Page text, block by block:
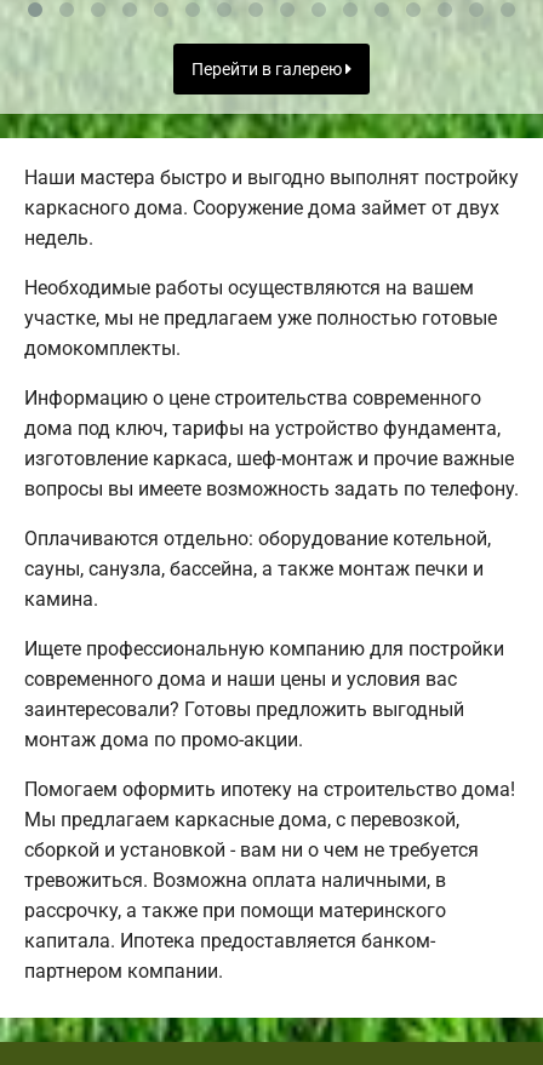
Перейти в галерею
Наши мастера быстро и выгодно выполнят постройку
каркасного дома. Сооружение дома займет от двух
недель.
Необходимые работы осуществляются на вашем
участке, мы не предлагаем уже полностью готовые
домокомплекты.
Информацию о цене строительства современного
дома под ключ, тарифы на устройство фундамента,
изготовление каркаса, шеф-монтаж и прочие важные
вопросы вы имеете возможность задать по телефону.
Оплачиваются отдельно: оборудование котельной,
сауны, санузла, бассейна, а также монтаж печки и
камина.
Ищете профессиональную компанию для постройки
современного дома и наши цены и условия вас
заинтересовали? Готовы предложить выгодный
монтаж дома по промо-акции.
Помогаем оформить ипотеку на строительство дома!
Мы предлагаем каркасные дома, с перевозкой,
сборкой и установкой - вам ни о чем не требуется
тревожиться. Возможна оплата наличными, в
рассрочку, а также при помощи материнского
капитала. Ипотека предоставляется банком-
партнером компании.